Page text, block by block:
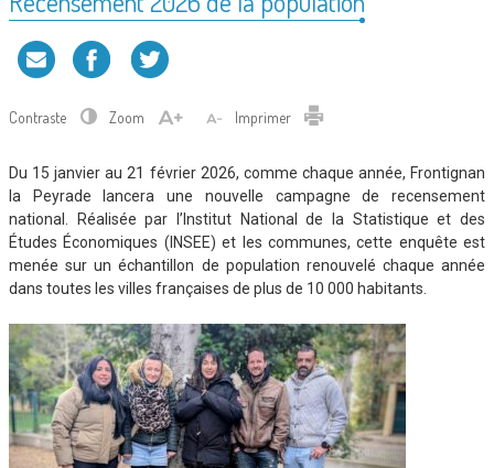
Contraste Zoom Imprimer
Du 15 janvier au 21 février 2026, comme chaque année, Frontignan
la Peyrade lancera une nouvelle campagne de recensement
national. Réalisée par l’Institut National de la Statistique et des
Études Économiques (INSEE) et les communes, cette enquête est
menée sur un échantillon de population renouvelé chaque année
dans toutes les villes françaises de plus de 10 000 habitants.